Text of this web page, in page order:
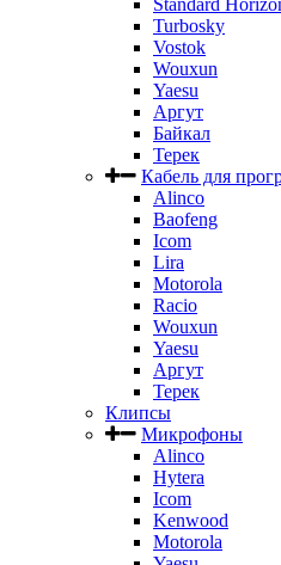
Standard
Turbosky
Vostok
Wouxun
Yaesu
Аргут
Байкал
Терек
Кабель для
Alinco
Baofeng
Icom
Lira
Motorola
Racio
Wouxun
Yaesu
Аргут
Терек
Клипсы
Микрофоны
Alinco
Hytera
Icom
Kenwood
Motorola